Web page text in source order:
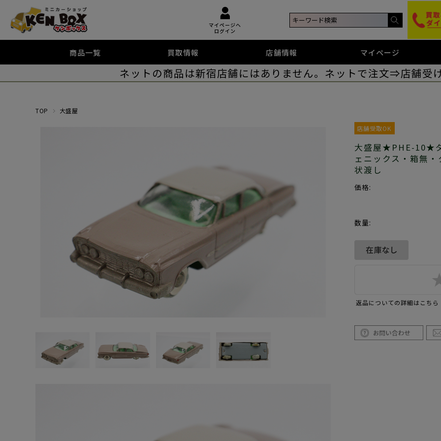
マイページへ
ログイン
商品一覧 買取情報 店舗情報 マイページ
ネットの商品は新宿店舗にはありません。ネットで注文⇒店舗受
TOP 大盛屋
店舗受取OK
大盛屋★PHE-10★
ェニックス・箱無
状渡し
価格:
数量:
返品についての詳細はこちら